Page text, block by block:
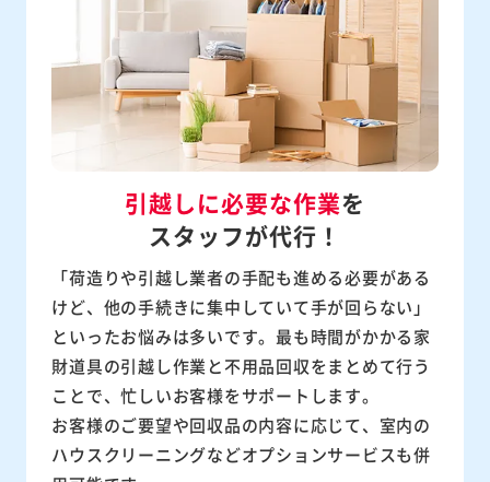
引越しに必要な作業を
スタッフが代行！
「荷造りや引越し業者の手配も進める必要がある
けど、他の手続きに集中していて手が回らない」
といったお悩みは多いです。最も時間がかかる家
財道具の引越し作業と不用品回収をまとめて行う
ことで、忙しいお客様をサポートします。
お客様のご要望や回収品の内容に応じて、室内の
ハウスクリーニングなどオプションサービスも併